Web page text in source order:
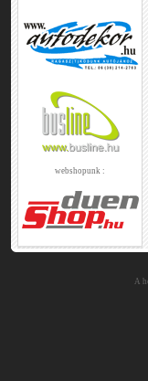
webshopunk :
A